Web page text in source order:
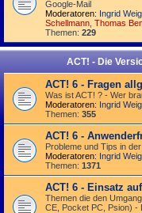
Google-Mail
Moderatoren: Ingrid
Schellmann Thomas
Themen: 229
ACT! - Die
ACT! 6 - Fragen
Was ist ACT! ? - Wer
Moderatoren: Ingrid
Themen: 355
ACT! 6 -
Probleme und Tips in
Moderatoren: Ingrid
Themen: 1371
ACT! 6 - Einsatz
Themen die den
CE, Pocket PC, Psion) -